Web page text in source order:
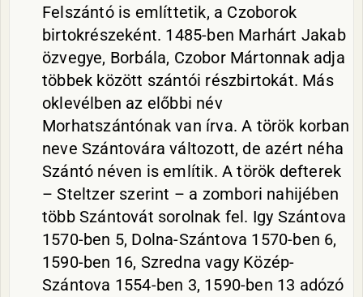
Felszántó is említtetik, a Czoborok
birtokrészeként. 1485-ben Marhárt Jakab
özvegye, Borbála, Czobor Mártonnak adja
többek között szántói részbirtokát. Más
oklevélben az előbbi név
Morhatszántónak van írva. A török korban
neve Szántovára változott, de azért néha
Szántó néven is említik. A török defterek
– Steltzer szerint – a zombori nahijében
több Szántovát sorolnak fel. Igy Szántova
1570-ben 5, Dolna-Szántova 1570-ben 6,
1590-ben 16, Szredna vagy Közép-
Szántova 1554-ben 3, 1590-ben 13 adózó